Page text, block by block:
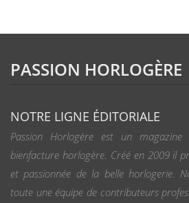
PASSION HORLOGÈRE
NOTRE LIGNE ÉDITORIALE
Passion Horlogère est un
bienfacture horlogère. Créé en 2009 il
et passionnée de la belle horlogerie.
toute une équipe de contributeurs